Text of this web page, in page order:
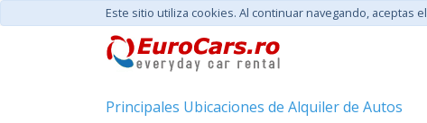
Este sitio utiliza cookies. Al continuar navegando, aceptas
Principales Ubicaciones de Alquiler de Autos